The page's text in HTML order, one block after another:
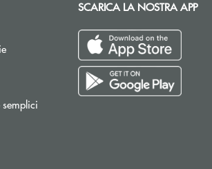
una nuova finestra
Apre una nuova finestra
SCARICA LA NOSTRA APP